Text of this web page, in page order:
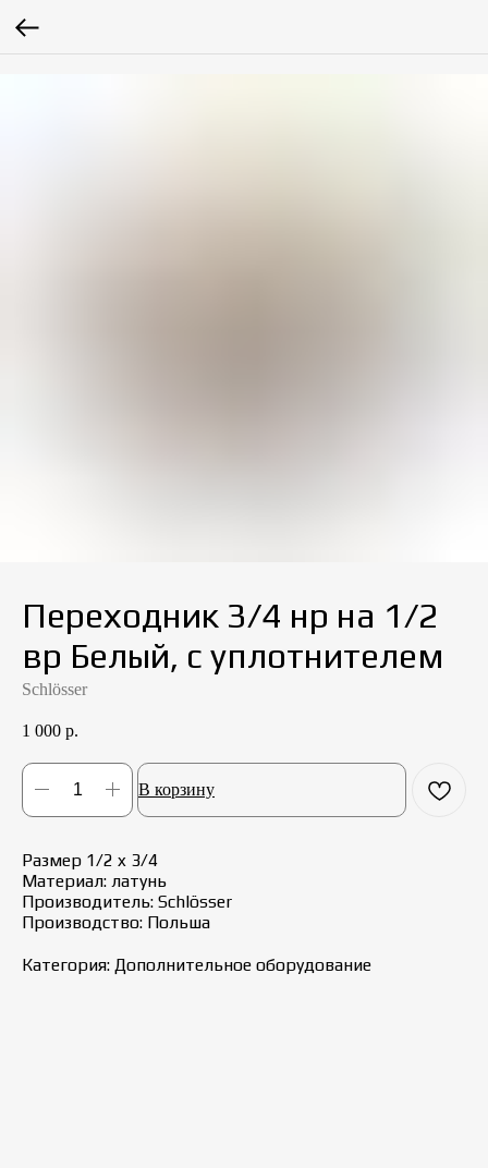
Переходник 3/4 нр на 1/2
вр Белый, с уплотнителем
Schlösser
1 000 р.
В корзину
Размер 1/2 x 3/4
Материал: латунь
Производитель: Schlösser
Производство: Польша
Категория: Дополнительное оборудование